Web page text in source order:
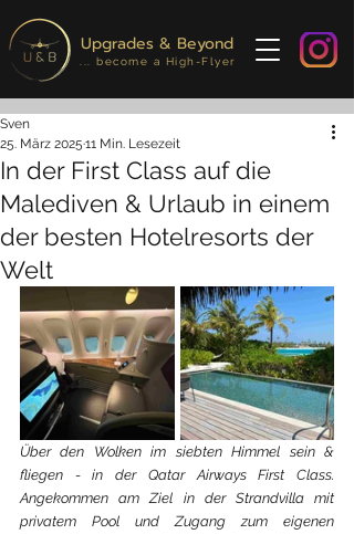
Upgrades & Beyond
... become a High-Flyer
In der First Class auf die
Malediven & Urlaub in einem
der besten Hotelresorts der
Welt
Sven
25. März 2025 11 Min. Lesezeit
Über den Wolken im siebten Himmel sein &
fliegen - in der Qatar Airways First Class.
Angekommen am Ziel in der Strandvilla mit
privatem Pool und Zugang zum eigenen